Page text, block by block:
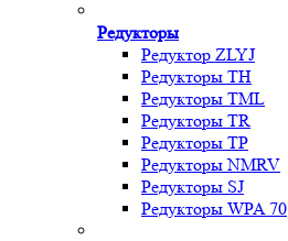
Редукторы
Редуктор ZLYJ
Редукторы TH
Редукторы TML
Редукторы TR
Редукторы TP
Редукторы NMRV
Редукторы SJ
Редукторы WPA 70